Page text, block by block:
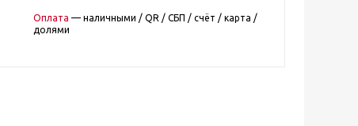
Оплата — наличными / QR / СБП / счёт / карта /
долями